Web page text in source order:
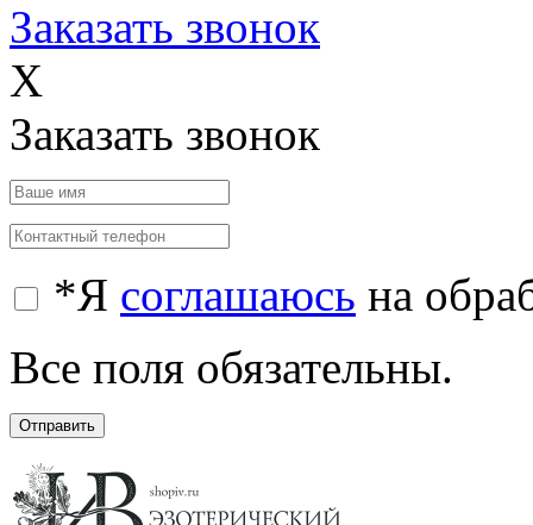
Заказать звонок
X
Заказать звонок
*Я соглашаюсь на
Все поля обязательны.
Отправить